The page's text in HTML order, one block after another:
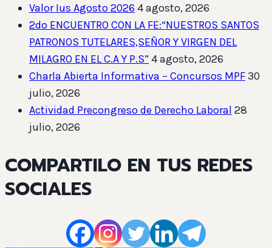
Valor Ius Agosto 2026 4 agosto, 2026
2do ENCUENTRO CON LA FE:“NUESTROS SANTOS
PATRONOS TUTELARES,SEÑOR Y VIRGEN DEL
MILAGRO EN EL C.A Y P.S”4 agosto, 2026
Charla Abierta Informativa – Concursos MPF30
julio, 2026
Actividad Precongreso de Derecho Laboral 28
julio, 2026
COMPARTILO EN TUS REDES
SOCIALES